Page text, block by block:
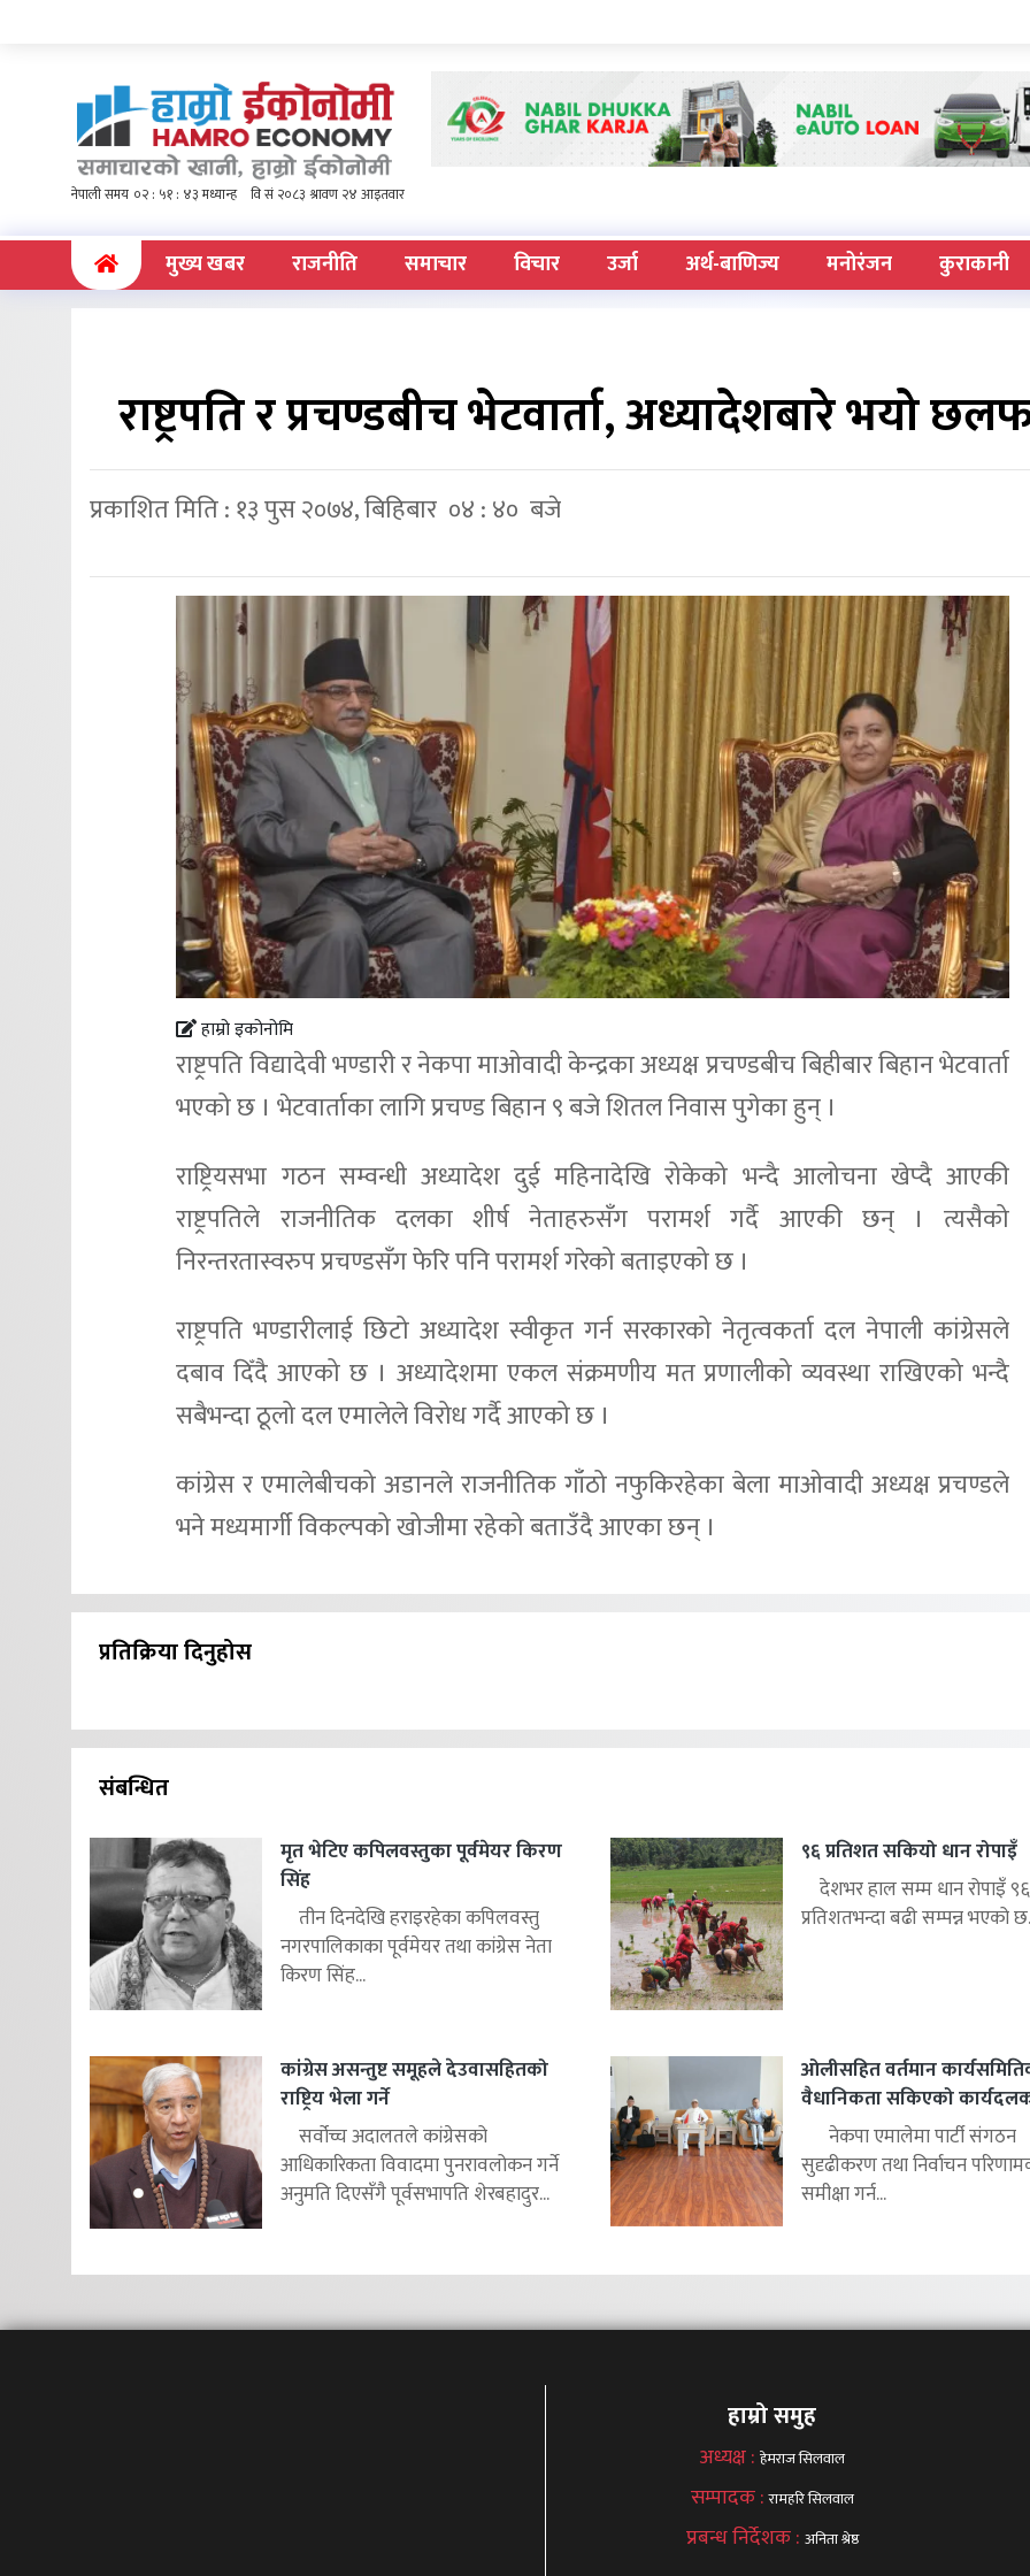
(current)मुख्य खबर राजनीति समाचार विचार उर्जा अर्थ-बाणिज्य मनोरंजन कुराकानी
राष्ट्रपति र प्रचण्डबीच भेटवार्ता, अध्यादेशबारे भयो
प्रकाशित मिति : १३ पुस २०७४, बिहिबार ०४ : ४० बजे
हाम्रो इकोनोमि
राष्ट्रपति विद्यादेवी भण्डारी र नेकपा माओवादी केन्द्रका अध्यक्ष प्रचण्डबीच बिहीबार बिहान भेटवार्ता
भएको छ । भेटवार्ताका लागि प्रचण्ड बिहान ९ बजे शितल निवास पुगेका हुन् ।
राष्ट्रियसभा गठन सम्वन्धी अध्यादेश दुई महिनादेखि रोकेको भन्दै आलोचना खेप्दै आएकी
राष्ट्रपतिले राजनीतिक दलका शीर्ष नेताहरुसँग परामर्श गर्दै आएकी छन् । त्यसैको
निरन्तरतास्वरुप प्रचण्डसँग फेरि पनि परामर्श गरेको बताइएको छ ।
राष्ट्रपति भण्डारीलाई छिटो अध्यादेश स्वीकृत गर्न सरकारको नेतृत्वकर्ता दल नेपाली कांग्रेसले
दबाव दिँदै आएको छ । अध्यादेशमा एकल संक्रमणीय मत प्रणालीको व्यवस्था राखिएको भन्दै
सबैभन्दा ठूलो दल एमालेले विरोध गर्दै आएको छ ।
कांग्रेस र एमालेबीचको अडानले राजनीतिक गाँठो नफुकिरहेका बेला माओवादी अध्यक्ष प्रचण्डले
भने मध्यमार्गी विकल्पको खोजीमा रहेको बताउँदै आएका छन् ।
प्रतिक्रिया दिनुहोस
संबन्धित
मृत भेटिए कपिलवस्तुका पूर्वमेयर किरण
सिंह
तीन दिनदेखि हराइरहेका कपिलवस्तु
नगरपालिकाका पूर्वमेयर तथा कांग्रेस नेता
किरण सिंह...
९६ प्रतिशत सकियो धान रोपाइँ
देशभर हाल सम्म धान रोपाइँ ९६
प्रतिशतभन्दा बढी सम्पन्न भएको
कांग्रेस असन्तुष्ट समूहले देउवासहितको
राष्ट्रिय भेला गर्ने
सर्वोच्च अदालतले कांग्रेसको
आधिकारिकता विवादमा पुनरावलोकन गर्ने
अनुमति दिएसँगै पूर्वसभापति शेरबहादुर...
ओलीसहित वर्तमान
वैधानिकता सकिएको
नेकपा एमालेमा पार्टी संगठन
सुदृढीकरण तथा निर्वाचन
समीक्षा गर्न...
हाम्रो समुह
अध्यक्ष :हेमराज सिलवाल
सम्पादक :रामहरि सिलवाल
प्रबन्ध निर्देशक : अनिता श्रेष्ठ